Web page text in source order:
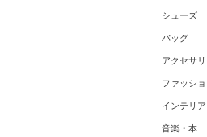
シューズ
バッグ
アクセサ
ファッシ
インテリア
音楽・本